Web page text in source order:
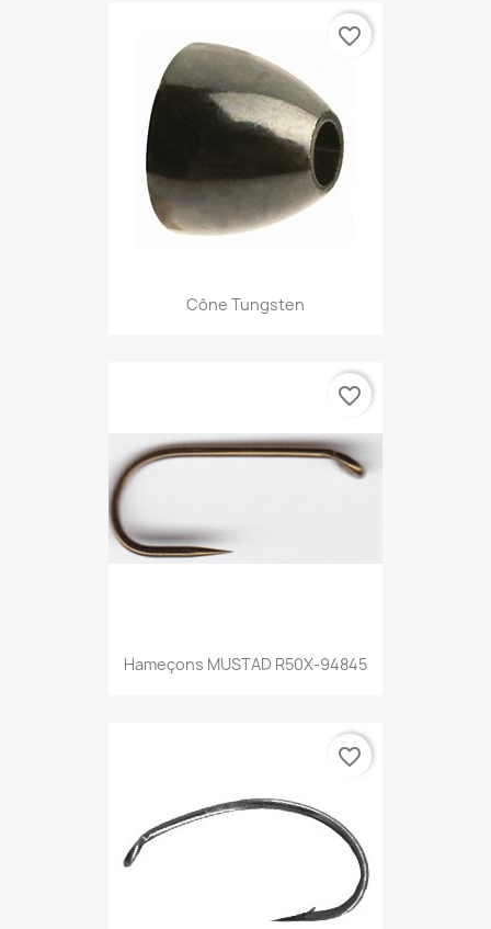
Cône Tungsten
favorite_border
Hameçons MUSTAD R50X-94845
favorite_border
favorite_border